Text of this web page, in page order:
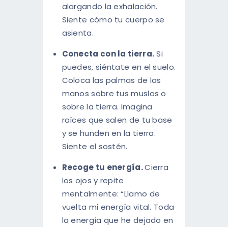
alargando la exhalación.
Siente cómo tu cuerpo se
asienta.
Conecta con la tierra.Si
puedes, siéntate en el suelo.
Coloca las palmas de las
manos sobre tus muslos o
sobre la tierra. Imagina
raíces que salen de tu base
y se hunden en la tierra.
Siente el sostén.
Recoge tu energía.Cierra
los ojos y repite
mentalmente: “Llamo de
vuelta mi energía vital. Toda
la energía que he dejado en